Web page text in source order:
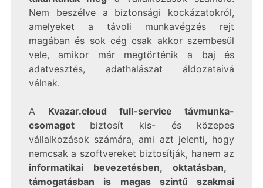
Nem beszélve a biztonsági kockázatokról,
amelyeket a távoli munkavégzés rejt
magában és sok cég csak akkor szembesül
vele, amikor már megtörténik a baj és
adatvesztés, adathalászat áldozataivá
válnak.
A Kvazar.cloud full-service távmunka-
csomagotbiztosít kis- és közepes
vállalkozások számára, ami azt jelenti, hogy
nemcsak a szoftvereket biztosítják, hanem az
informatikai bevezetésben, oktatásban,
támogatásban is magas szintű szakmai